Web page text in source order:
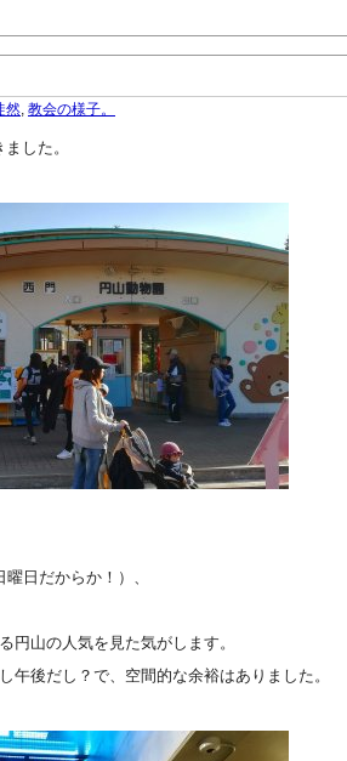
然 教会の様子。
した。
日だからか！）、
円山の人気を見た気がします。
午後だし？で、空間的な余裕はありました。